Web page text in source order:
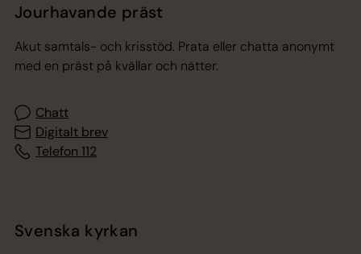
Jourhavande präst
Akut samtals- och krisstöd. Prata eller chatta anonymt
med en präst på kvällar och nätter.
Chatt
Digitalt brev
Telefon 112
Svenska kyrkan